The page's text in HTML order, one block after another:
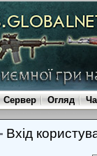
Сервер Огляд
Вхід